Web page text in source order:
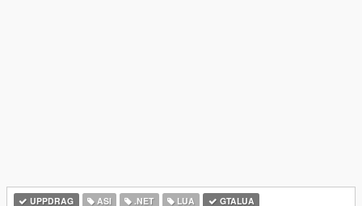
UPPDRAG ASI .NET LUA
GTALUA